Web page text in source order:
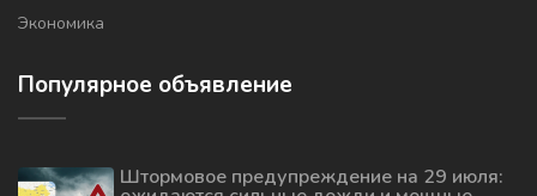
Экономика
Популярное объявление
Штормовое предупреждение на 29 июля: